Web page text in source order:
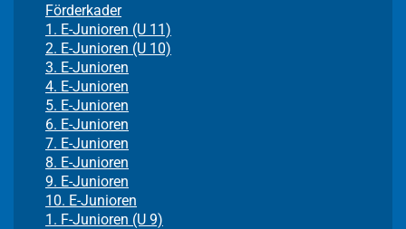
Förderkader
1. E-Junioren (U 11)
2. E-Junioren (U 10)
3. E-Junioren
4. E-Junioren
5. E-Junioren
6. E-Junioren
7. E-Junioren
8. E-Junioren
9. E-Junioren
10. E-Junioren
1. F-Junioren (U 9)